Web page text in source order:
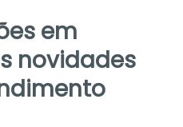
em
novidades